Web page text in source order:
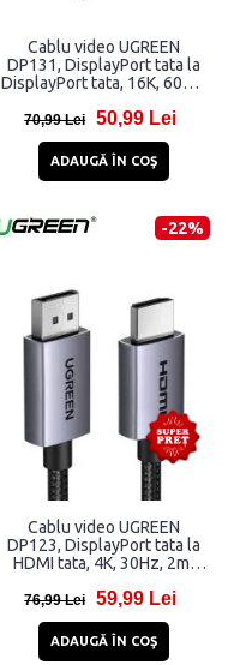
Cablu video UGREEN
DP131, DisplayPort tata la
DisplayPort tata, 16K, 60Hz,
70,99 Lei 50,99 Lei
ADAUGĂ ÎN COŞ
-22%
Cablu video UGREEN
DP123, DisplayPort tata la
HDMI tata, 4K, 30Hz, 2m,
76,99 Lei 59,99 Lei
ADAUGĂ ÎN COŞ